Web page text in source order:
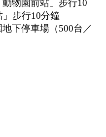
動物園前站」步行10
」步行10分鐘
下停車場（500台／